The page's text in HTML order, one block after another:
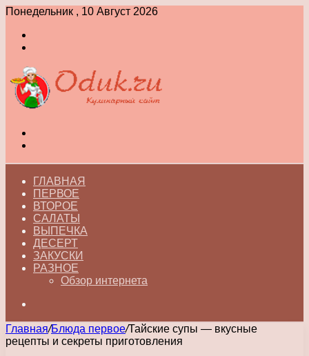
Понедельник , 10 Август 2026
ГЛАВНАЯ
ПЕРВОЕ
ВТОРОЕ
САЛАТЫ
ВЫПЕЧКА
ДЕСЕРТ
ЗАКУСКИ
РАЗНОЕ
Обзор интернета
Главная/Блюда первое/Тайские супы — вкусные
рецепты и секреты приготовления